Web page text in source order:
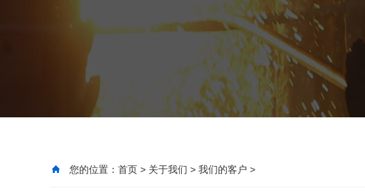
您的位置： 首页 > 关于我们 > 我们的客户 >